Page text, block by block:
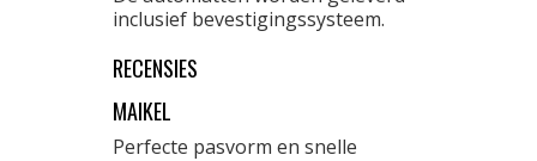
inclusief bevestigingssysteem.
RECENSIES
MAIKEL
Perfecte pasvorm en snelle